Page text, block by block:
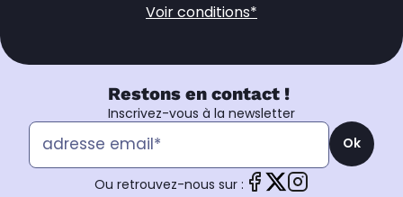
Voir conditions*
Restons en contact !
Inscrivez-vous à la newsletter
Ok
Ou retrouvez-nous sur :